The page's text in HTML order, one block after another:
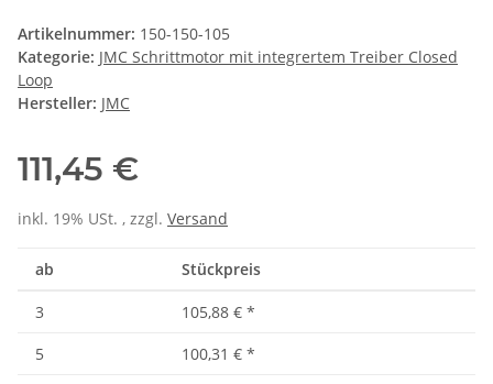
Artikelnummer: 150-150-105
Kategorie: JMC Schrittmotor mit integrertem Treiber Closed
Loop
Hersteller: JMC
111,45 €
inkl. 19% USt. , zzgl. Versand
ab Stückpreis
3 105,88 € *
5
100,31 € *